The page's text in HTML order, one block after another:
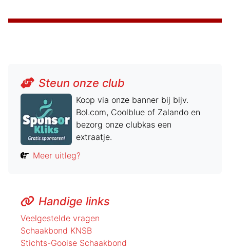
Steun onze club
Koop via onze banner bij bijv.
Bol.com, Coolblue of Zalando en
bezorg onze clubkas een
extraatje.
Meer uitleg?
Handige links
Veelgestelde vragen
Schaakbond KNSB
Stichts-Gooise Schaakbond